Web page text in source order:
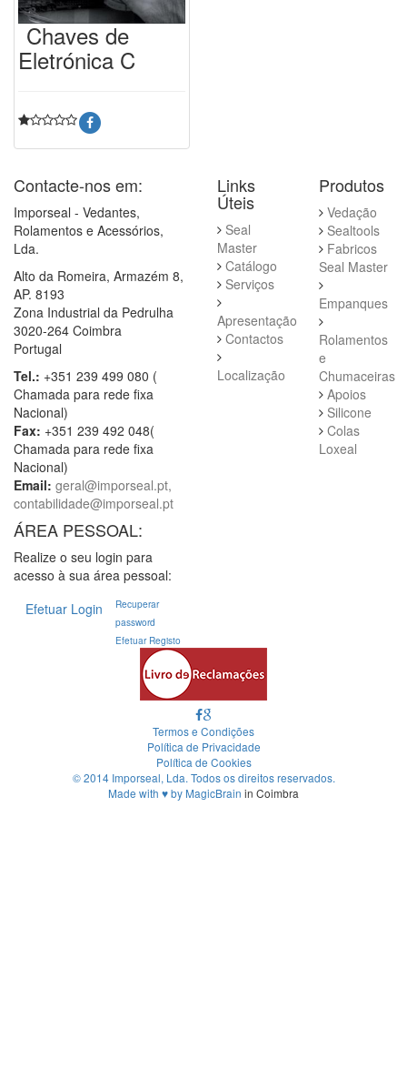
Chaves de
Eletrónica C
Contacte-nos em:
Imporseal - Vedantes,
Rolamentos e Acessórios,
Lda.
Alto da Romeira, Armazém 8,
AP. 8193
Zona Industrial da Pedrulha
3020-264 Coimbra
Portugal
Tel.: +351 239 499 080 (
Chamada para rede fixa
Nacional)
Fax: +351 239 492 048(
Chamada para rede fixa
Nacional)
Email: geral@imporseal.pt,
contabilidade@imporseal.pt
ÁREA PESSOAL:
Realize o seu login para
acesso à sua área pessoal:
Efetuar Login
Recuperar
password
Efetuar Registo
Links
Úteis
Seal
Master
Catálogo
Serviços
Apresentação
Contactos
Localização
Produtos
Vedação
Sealtools
Fabricos
Seal Master
Empanques
Rolamentos
e
Chumaceiras
Apoios
Silicone
Colas
Loxeal
Termos e Condições
Política de Privacidade
Política de Cookies
© 2014 Imporseal, Lda. Todos os direitos reservados.
Made with ♥by MagicBrain in Coimbra